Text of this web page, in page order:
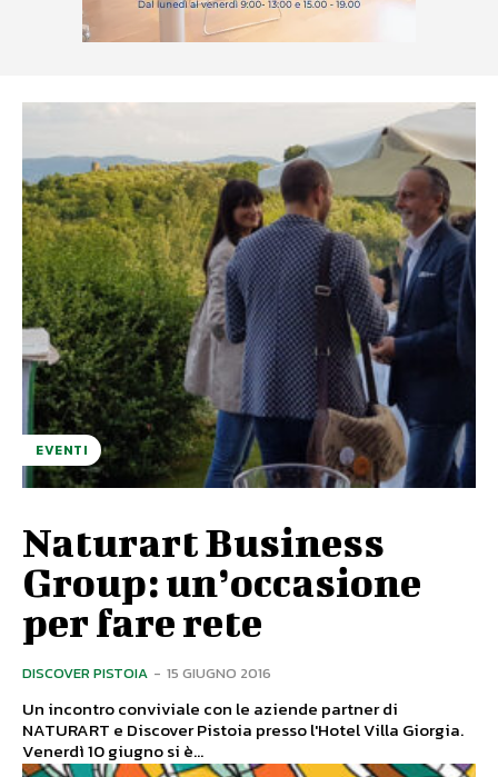
EVENTI
Naturart Business
Group: un’occasione
per fare rete
DISCOVER PISTOIA - 15 GIUGNO 2016
Un incontro conviviale con le aziende partner di
NATURART e Discover Pistoia presso l'Hotel Villa Giorgia.
Venerdì 10 giugno si è...